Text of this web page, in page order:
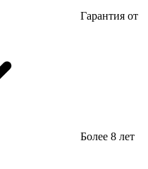
Гарантия от
Более 8 лет